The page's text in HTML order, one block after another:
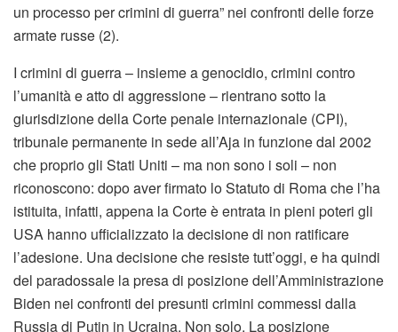
un processo per crimini di guerra” nei confronti delle forze
armate russe (2).
I crimini di guerra – insieme a genocidio, crimini contro
l’umanità e atto di aggressione – rientrano sotto la
giurisdizione della Corte penale internazionale (CPI),
tribunale permanente in sede all’Aja in funzione dal 2002
che proprio gli Stati Uniti – ma non sono i soli – non
riconoscono: dopo aver firmato lo Statuto di Roma che l’ha
istituita, infatti, appena la Corte è entrata in pieni poteri gli
USA hanno ufficializzato la decisione di non ratificare
l’adesione. Una decisione che resiste tutt’oggi, e ha quindi
del paradossale la presa di posizione dell’Amministrazione
Biden nei confronti dei presunti crimini commessi dalla
Russia di Putin in Ucraina. Non solo. La posizione